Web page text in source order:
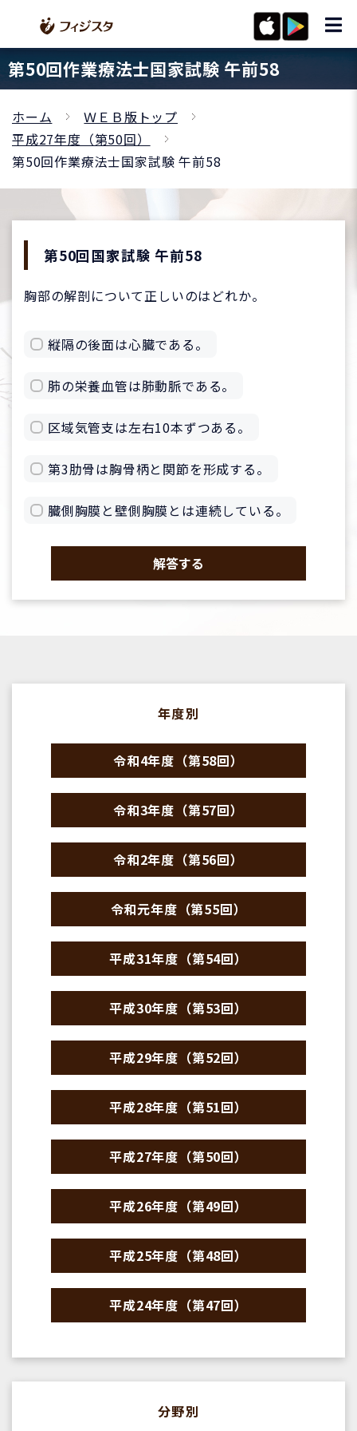
第50回作業療法士国家試験 午前58
ホーム
ＷＥＢ版トップ
平成27年度（第50回）
第50回作業療法士国家試験 午前58
第50回国家試験 午前58
胸部の解剖について正しいのはどれか。
縦隔の後面は心臓である。
肺の栄養血管は肺動脈である。
区域気管支は左右10本ずつある。
第3肋骨は胸骨柄と関節を形成する。
臓側胸膜と壁側胸膜とは連続している。
解答する
年度別
令和4年度（第58回）
令和3年度（第57回）
令和2年度（第56回）
令和元年度（第55回）
平成31年度（第54回）
平成30年度（第53回）
平成29年度（第52回）
平成28年度（第51回）
平成27年度（第50回）
平成26年度（第49回）
平成25年度（第48回）
平成24年度（第47回）
分野別